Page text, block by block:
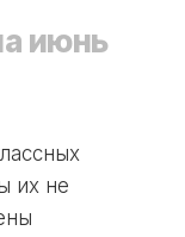
июнь
их не